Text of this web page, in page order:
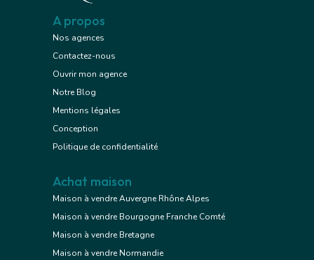
A propos
Nos agences
Contactez-nous
Ouvrir mon agence
Notre Blog
Mentions légales
Conception
Politique de confidentialité
Achat maison
Maison à vendre Auvergne Rhône Alpes
Maison à vendre Bourgogne Franche Comté
Maison à vendre Bretagne
Maison à vendre Normandie